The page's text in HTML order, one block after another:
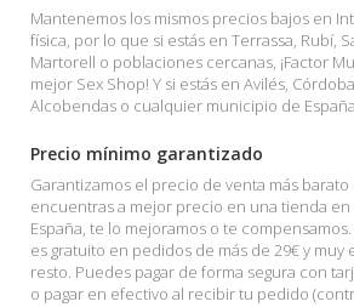
Mantenemos los mismos precios bajos en
física, por lo que si estás en Terrassa, Rubí,
Martorell o poblaciones cercanas, ¡Factor
mejor Sex Shop! Y si estás en Avilés,
Alcobendas o cualquier municipio de
Precio mínimo garantizado
Garantizamos el precio de venta más barato
encuentras a mejor precio en una tienda
España, te lo mejoramos o te
es gratuito en pedidos de más de 29€ y muy
resto. Puedes pagar de forma segura con
o pagar en efectivo al recibir tu pedido